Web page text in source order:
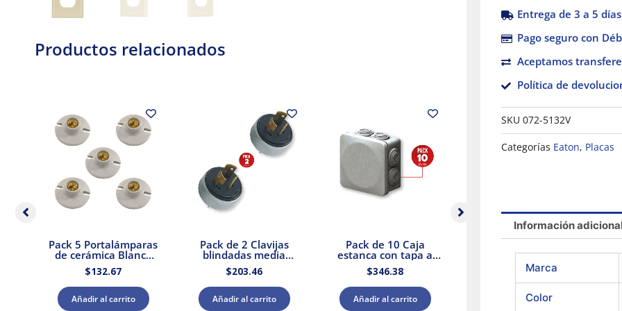
Productos relacionados
Pack 5 Portalámparas
de cerámica Blanca
E27 250V 660W Royer
$132.67
Añadir al carrito
Pack de 2 Clavijas
blindadas media
vedia vuelta 3P 20A
127V Royer
$203.46
Añadir al carrito
Pack de 10 Caja
estanca con tapa a
presión y conos
80x80x45 IP55 Royer
WDC0808P
$346.38
Añadir al carrito
P/INTERRUPTORES /
DIMMERS BLANCA
80701-00W
38.27
Añadir al carrito
Entrega de 3 a 5 días
Pago seguro con
Aceptamos
Política de
SKU 072-5132V
Categorías Eaton, Placas
Información
Marca
Color